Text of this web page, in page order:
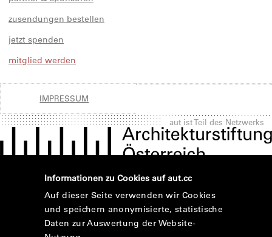
zusendungen bestellen
jetzt spenden
mitglied werden
IMPRESSUM
aut ist Teil des Netzwerks
Informationen zu Cookies auf aut.cc
Auf dieser Seite verwenden wir Cookies
und speichern anonymisierte, statistische
Daten zur Auswertung der Website-